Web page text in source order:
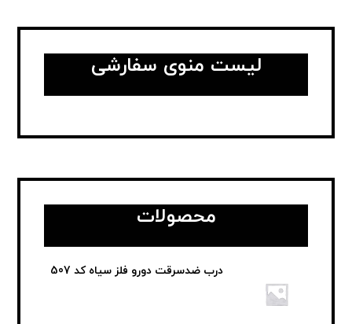
لیست منوی سفارشی
محصولات
درب ضدسرقت دورو فلز سیاه کد 507